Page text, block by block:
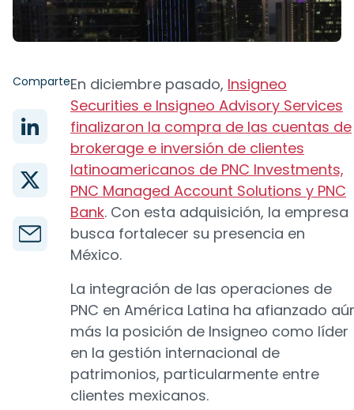
ComparteEn diciembre pasado, Insigneo
Securities e Insigneo Advisory Services
finalizaron la compra de las cuentas de
brokerage e inversión de clientes
latinoamericanos de PNC Investments,
PNC Managed Account Solutions y PNC
Bank. Con esta adquisición, la empresa
busca fortalecer su presencia en
México.
La integración de las operaciones de
PNC en América Latina ha afianzado
más la posición de Insigneo como líder
en la gestión internacional de
patrimonios, particularmente entre
clientes mexicanos.